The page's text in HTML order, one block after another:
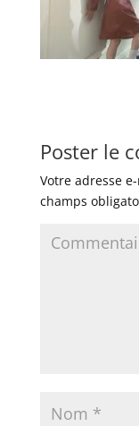
Poster le
Votre adresse
champs